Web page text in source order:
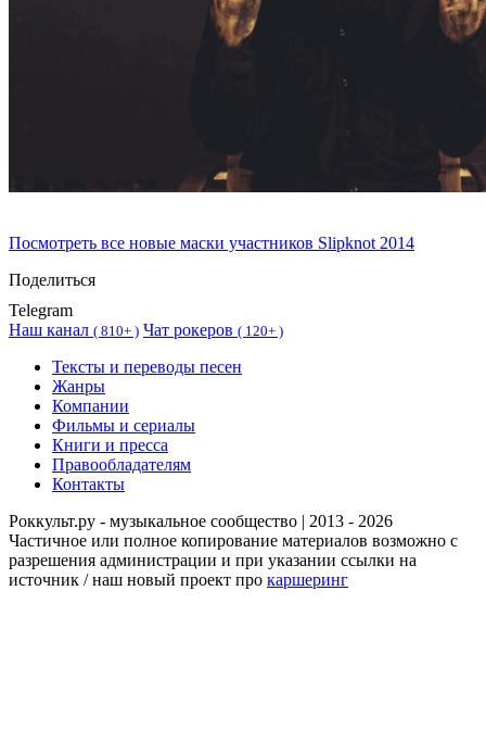
Посмотреть все новые маски участников Slipknot 2014
Поделиться
Telegram
Наш канал ( 810+ ) Чат рокеров ( 120+ )
Тексты и переводы песен
Жанры
Компании
Фильмы и сериалы
Книги и пресса
Правообладателям
Контакты
Роккульт.ру - музыкальное сообщество | 2013 - 2026
Частичное или полное копирование материалов возможно с
разрешения администрации и при указании ссылки на
источник / наш новый проект про каршеринг